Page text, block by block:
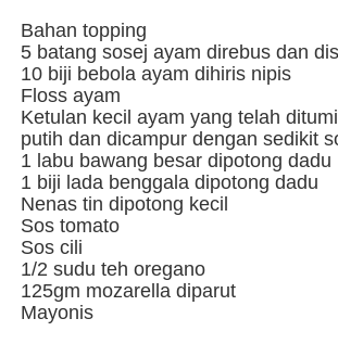
Bahan topping
5 batang sosej ayam direbus dan
10 biji bebola ayam dihiris nipis
Floss ayam
Ketulan kecil ayam yang telah
putih dan dicampur dengan sedikit
1 labu bawang besar dipotong dadu
1 biji lada benggala dipotong dadu
Nenas tin dipotong kecil
Sos tomato
Sos cili
1/2 sudu teh oregano
125gm mozarella diparut
Mayonis